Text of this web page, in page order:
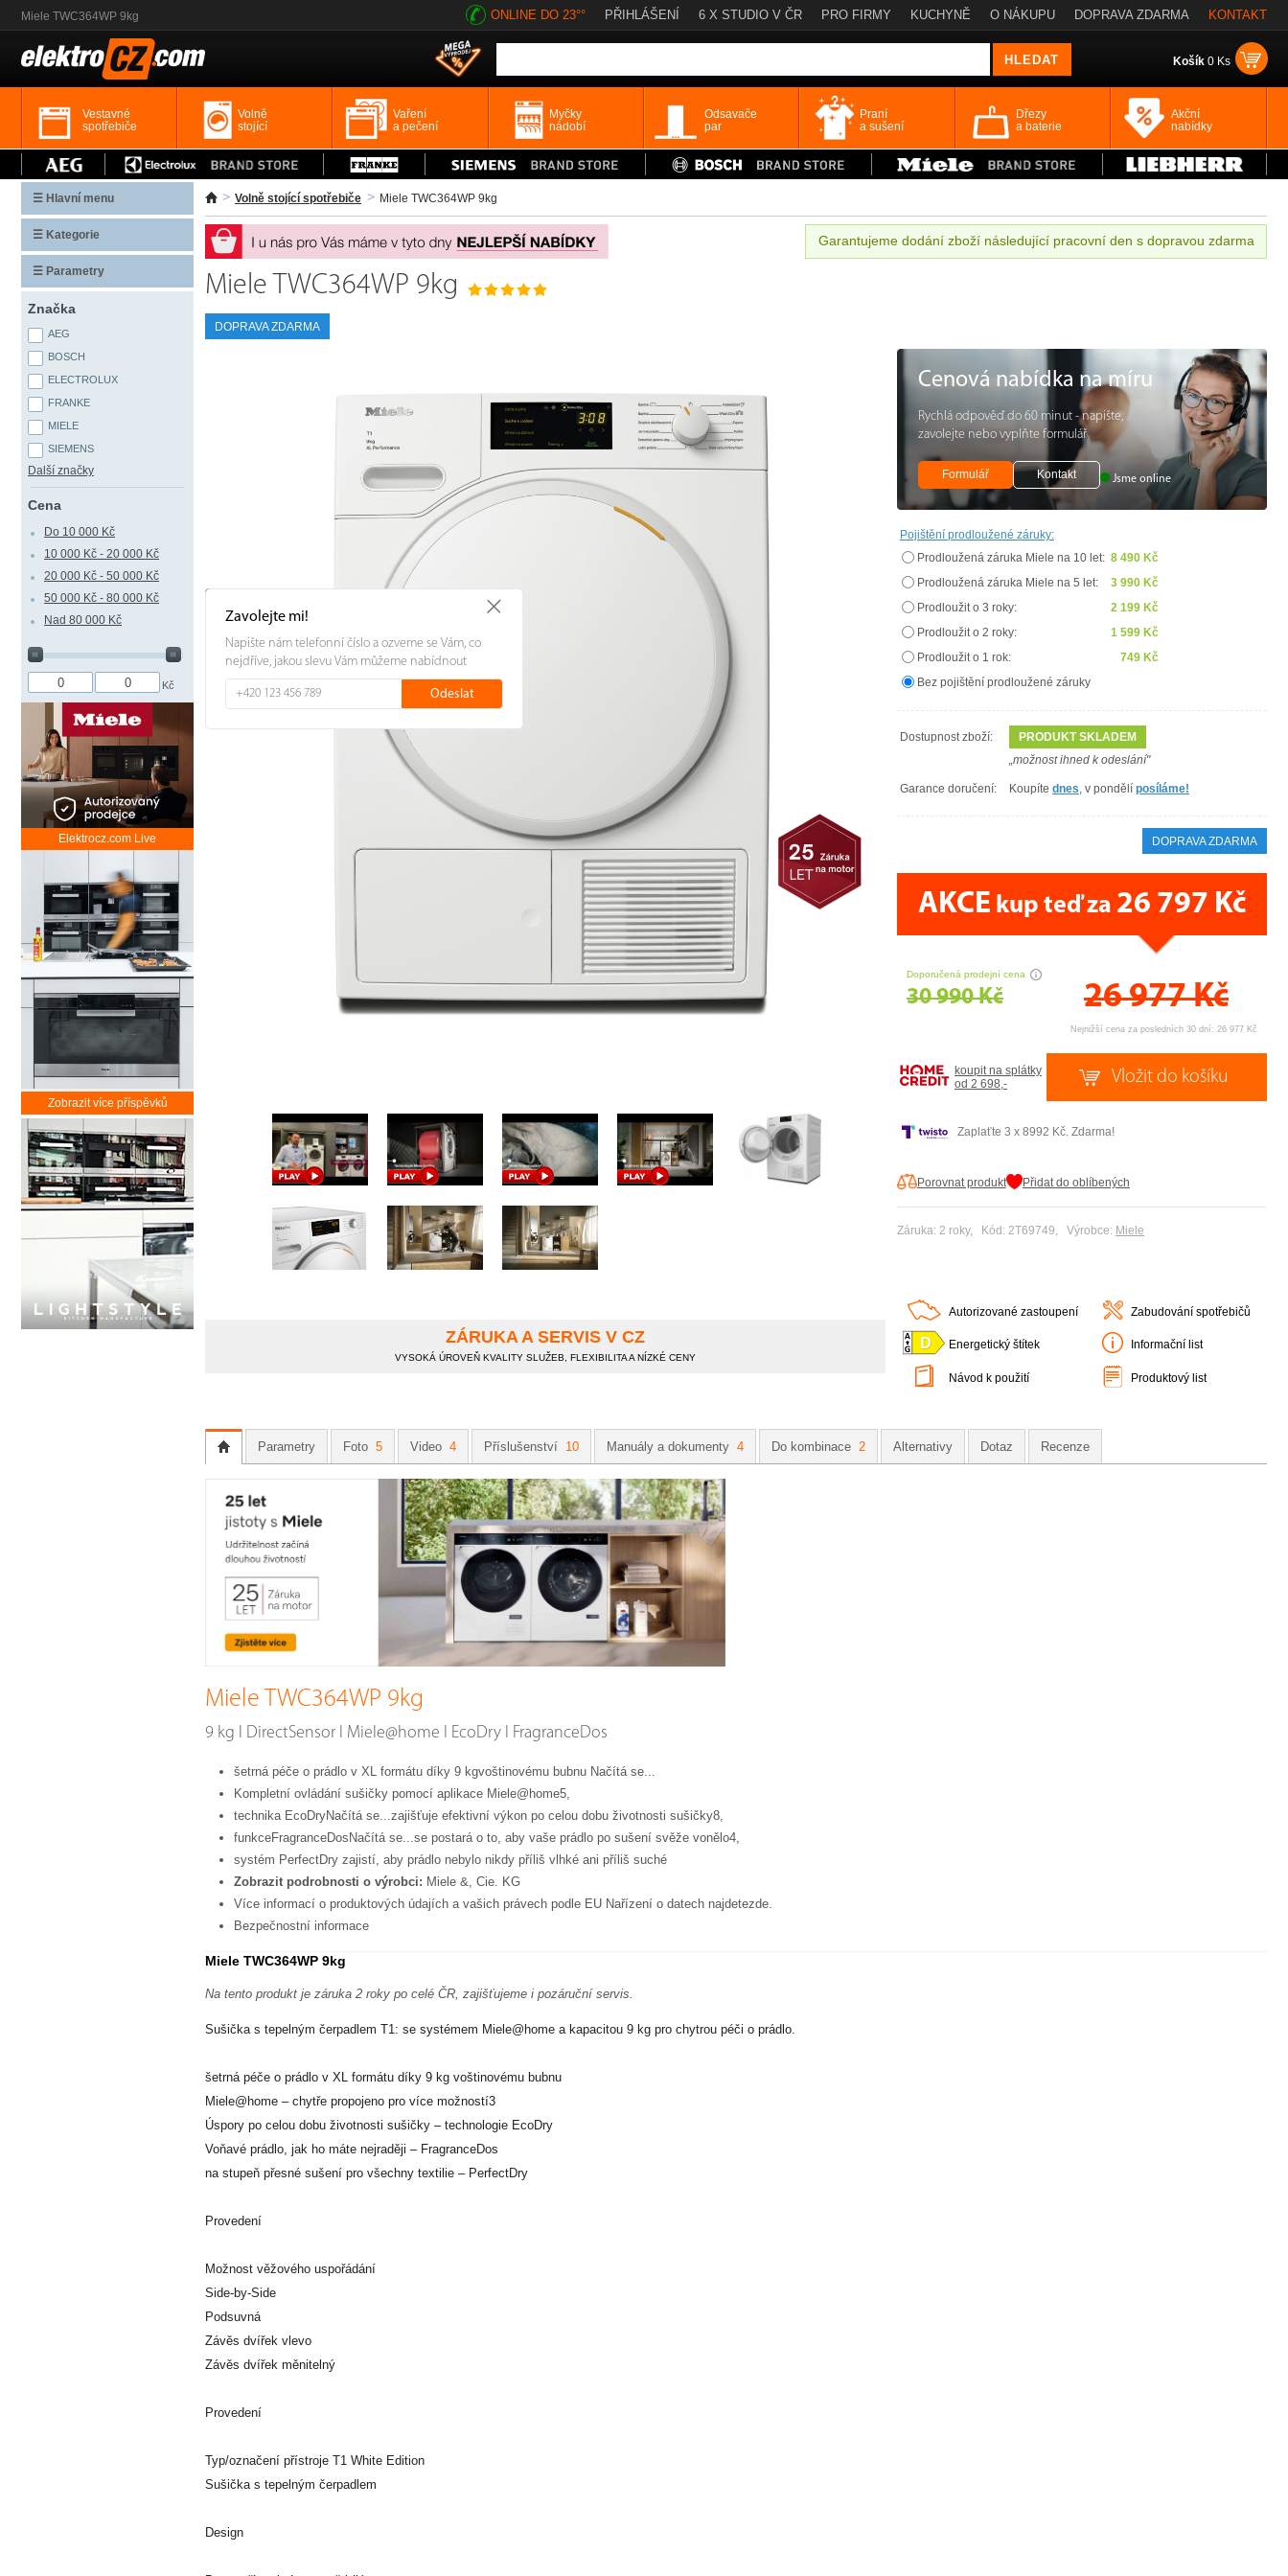
Miele TWC364WP 9kg ONLINE DO 23°° PŘIHLÁŠENÍ 6 X STUDIO V ČR PRO FIRMY KUCHYNĚ O NÁKUPU DOPRAVA ZDARMA KONTAKT
Košík0 Ks
Vestavné
spotřebiče
Volně
stojící
Vaření
a pečení
Myčky
nádobí
Odsavače
par
Praní
a sušení
Dřezy
a baterie
Akční
nabídky
Volně stojící spotřebiče Miele TWC364WP 9kg
Garantujeme dodání zboží následující pracovní den s dopravou zdarma
Miele TWC364WP 9kg
DOPRAVA ZDARMA
Zavolejte mi! +
Napište nám telefonní číslo a ozveme se Vám, co
nejdříve, jakou slevu Vám můžeme nabídnout
Cenová nabídka na míru
Rychlá odpověď do 60 minut - napište,
zavolejte nebo vyplňte formulář
Formulář Kontakt Jsme online
Pojištění prodloužené záruky:
Prodloužená záruka Miele na 10 let: 8 490 Kč
Prodloužená záruka Miele na 5 let:
3 990 Kč
Prodloužit o 3 roky:
2 199 Kč
Prodloužit o 2 roky:
1 599 Kč
Prodloužit o 1 rok:
749 Kč
Bez pojištění prodloužené záruky
Dostupnost zboží:
PRODUKT SKLADEM
„možnost ihned k odeslání"
Garance doručení: Koupíte dnes, v pondělí posíláme!
DOPRAVA ZDARMA
AKCE kup teď za 26 797 Kč
Doporučená prodejní cena
30 990 Kč 26 977Kč
Nejnižší cena za posledních 30 dní: 26 977 Kč
koupit na splátky
od 2 698,-
Zaplaťte 3 x 8992 Kč. Zdarma!
Porovnat produkt Přidat do oblíbených
Záruka: 2 roky, Kód: 2T69749, Výrobce: Miele
ZÁRUKA A SERVIS V CZ
VYSOKÁ ÚROVEŇ KVALITY SLUŽEB, FLEXIBILITA A NÍZKÉ CENY
Autorizované zastoupení Zabudování spotřebičů
Energetický štítek Informační list
Návod k použití Produktový list
Parametry Foto 5 Video 4 Příslušenství 10 Manuály a dokumenty 4 Do kombinace 2 Alternativy Dotaz Recenze
Miele TWC364WP 9kg
9 kg I DirectSensor I Miele@home I EcoDry I FragranceDos
šetrná péče o prádlo v XL formátu díky 9 kgvoštinovému bubnu Načítá se...
Kompletní ovládání sušičky pomocí aplikace Miele@home5,
technika EcoDryNačítá se...zajišťuje efektivní výkon po celou dobu životnosti sušičky8,
funkceFragranceDosNačítá se...se postará o to, aby vaše prádlo po sušení svěže vonělo4,
systém PerfectDry zajistí, aby prádlo nebylo nikdy příliš vlhké ani příliš suché
Zobrazit podrobnosti o výrobci: Miele &, Cie. KG
Více informací o produktových údajích a vašich právech podle EU Nařízení o datech najdetezde.
Bezpečnostní informace
Miele TWC364WP 9kg
Na tento produkt je záruka 2 roky po celé ČR, zajišťujeme i pozáruční servis.
Sušička s tepelným čerpadlem T1: se systémem Miele@home a kapacitou 9 kg pro chytrou péči o prádlo.
šetrná péče o prádlo v XL formátu díky 9 kg voštinovému bubnu
Miele@home – chytře propojeno pro více možností3
Úspory po celou dobu životnosti sušičky – technologie EcoDry
Voňavé prádlo, jak ho máte nejraději – FragranceDos
na stupeň přesné sušení pro všechny textilie – PerfectDry
Provedení
Možnost věžového uspořádání
Side-by-Side
Podsuvná
Závěs dvířek vlevo
Závěs dvířek měnitelný
Provedení
Typ/označení přístroje T1 White Edition
Sušička s tepelným čerpadlem
Design
☰ Hlavní menu
☰ Kategorie
☰ Parametry
Značka
AEG
BOSCH
ELECTROLUX
FRANKE
MIELE
SIEMENS
Další značky
Cena
Do 10 000 Kč
10 000 Kč - 20 000 Kč
20 000 Kč - 50 000 Kč
50 000 Kč - 80 000 Kč
Nad 80 000 Kč
Kč
Elektrocz.com Live
Zobrazit více příspěvků